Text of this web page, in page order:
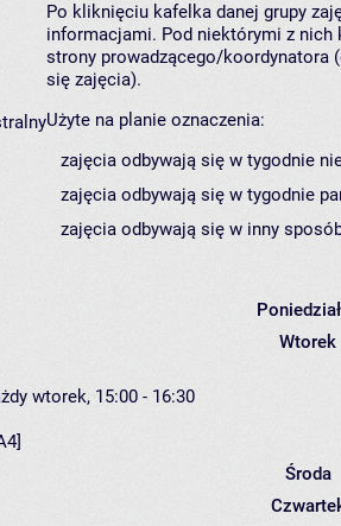
Po kliknięciu kafelka danej grupy
informacjami. Pod niektórymi z nich
strony prowadzącego/koordynatora
się zajęcia).
Użyte na planie oznaczenia:
zajęcia odbywają się w tygodnie
zajęcia odbywają się w tygodnie
zajęcia odbywają się w inny
Wtorek
wtorek, 15:00 - 16:30
Środa